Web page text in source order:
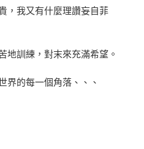
，我又有什麼理讚妄自菲
地訓練，對末來充滿希望。
界的每一個角落、、、